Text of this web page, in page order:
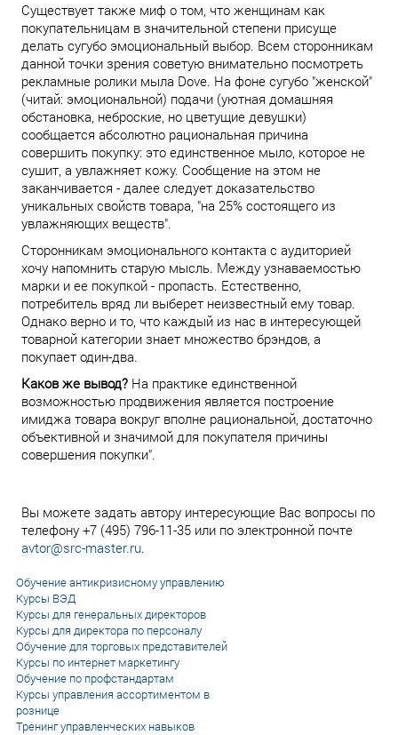
Существует также миф о том, что женщинам как
покупательницам в значительной степени присуще
делать сугубо эмоциональный выбор. Всем сторонникам
данной точки зрения советую внимательно посмотреть
рекламные ролики мыла Dove. На фоне сугубо "женской"
(читай: эмоциональной) подачи (уютная домашняя
обстановка, неброские, но цветущие девушки)
сообщается абсолютно рациональная причина
совершить покупку: это единственное мыло, которое не
сушит, а увлажняет кожу. Сообщение на этом не
заканчивается - далее следует доказательство
уникальных свойств товара, "на 25% состоящего из
увлажняющих веществ".
Сторонникам эмоционального контакта с аудиторией
хочу напомнить старую мысль. Между узнаваемостью
марки и ее покупкой - пропасть. Естественно,
потребитель вряд ли выберет неизвестный ему товар.
Однако верно и то, что каждый из нас в интересующей
товарной категории знает множество брэндов, а
покупает один-два.
Каков же вывод? На практике единственной
возможностью продвижения является построение
имиджа товара вокруг вполне рациональной, достаточно
объективной и значимой для покупателя причины
совершения покупки".
Вы можете задать автору интересующие Вас вопросы по
телефону +7 (495) 796-11-35 или по электронной почте
avtor@src-master.ru.
Обучение антикризисному управлению
Курсы ВЭД
Курсы для генеральных директоров
Курсы для директора по персоналу
Обучение для торговых представителей
Курсы по интернет маркетингу
Обучение по профстандартам
Курсы управления ассортиментом в
рознице
Тренинг управленческих навыков